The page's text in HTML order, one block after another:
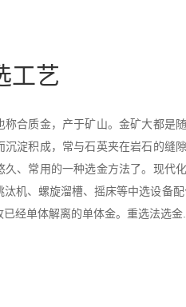
工艺
称合质金，产于矿山。金矿大都是
沉淀积成，常与石英夹在岩石的缝
久、常用的一种选金方法了。现代
机、螺旋溜槽、摇床等中选设备
经单体解离的单体金。重选法选金